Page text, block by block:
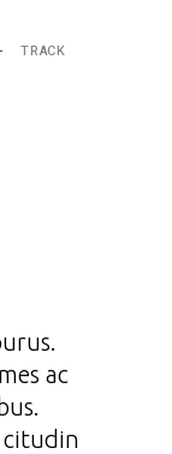
TRACK
ac
citudin